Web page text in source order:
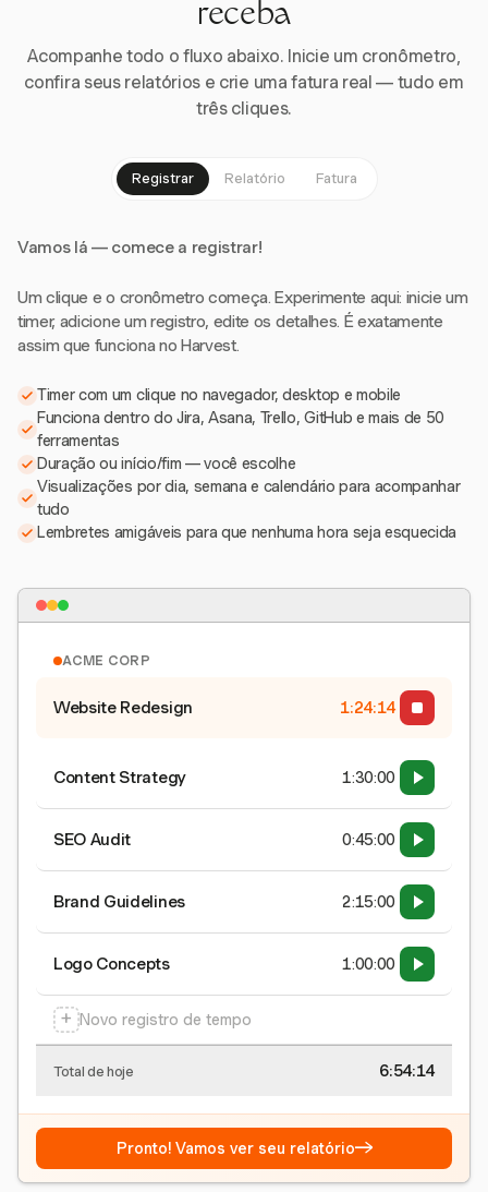
receba
Acompanhe todo o fluxo abaixo. Inicie um cronômetro,
confira seus relatórios e crie uma fatura real — tudo em
três cliques.
Registrar Relatório Fatura
Vamos lá — comece a registrar!
Um clique e o cronômetro começa. Experimente aqui: inicie um
timer, adicione um registro, edite os detalhes. É exatamente
assim que funciona no Harvest.
Timer com um clique no navegador, desktop e mobile
Funciona dentro do Jira, Asana, Trello, GitHub e mais de 50
ferramentas
Duração ou início/fim — você escolhe
Visualizações por dia, semana e calendário para acompanhar
tudo
Lembretes amigáveis para que nenhuma hora seja esquecida
ACME CORP
Website Redesign 1:24:15
Content Strategy 1:30:00
SEO Audit 0:45:00
Brand Guidelines 2:15:00
Logo Concepts 1:00:00
+ Novo registro de tempo
Total de hoje 6:54:15
Pronto! Vamos ver seu relatório→